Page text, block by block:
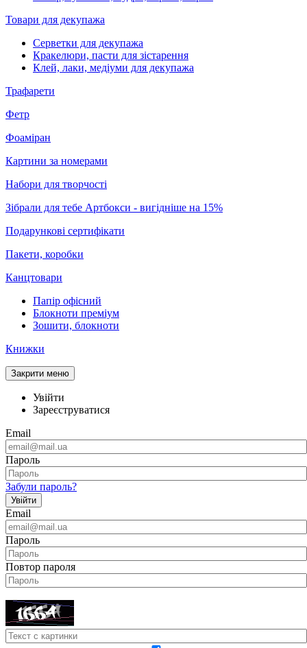
Товари для декупажа
Серветки для декупажа
Кракелюри, пасти для зістарення
Клей, лаки, медіуми для декупажа
Трафарети
Фетр
Фоаміран
Картини за номерами
Набори для творчості
Зібрали для тебе Артбокси - вигідніше на 15%
Подарункові сертифікати
Пакети, коробки
Канцтовари
Папір офісний
Блокноти преміум
Зошити, блокноти
Книжки
Закрити меню
Увійти
Зареєструватися
Email
Пароль
Забули пароль?
Увійти
Email
Пароль
Повтор пароля